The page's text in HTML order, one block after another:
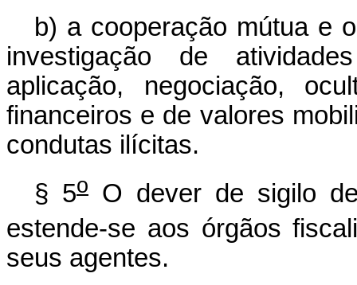
b) a cooperação mútua e
investigação de
aplicação, negociação,
financeiros e de valores
condutas ilícitas.
§ 5o
O dever de sigilo
estende-se aos órgãos
seus agentes.